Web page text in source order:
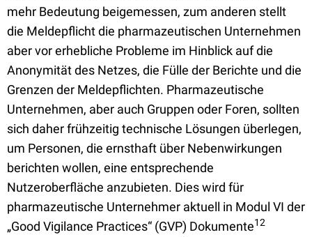
mehr Bedeutung beigemessen, zum anderen stellt
die Meldepflicht die pharmazeutischen Unternehmen
aber vor erhebliche Probleme im Hinblick auf die
Anonymität des Netzes, die Fülle der Berichte und die
Grenzen der Meldepflichten. Pharmazeutische
Unternehmen, aber auch Gruppen oder Foren, sollten
sich daher frühzeitig technische Lösungen überlegen,
um Personen, die ernsthaft über Nebenwirkungen
berichten wollen, eine entsprechende
Nutzeroberfläche anzubieten. Dies wird für
pharmazeutische Unternehmer aktuell in Modul VI der
„Good Vigilance Practices“ (GVP) Dokumente12